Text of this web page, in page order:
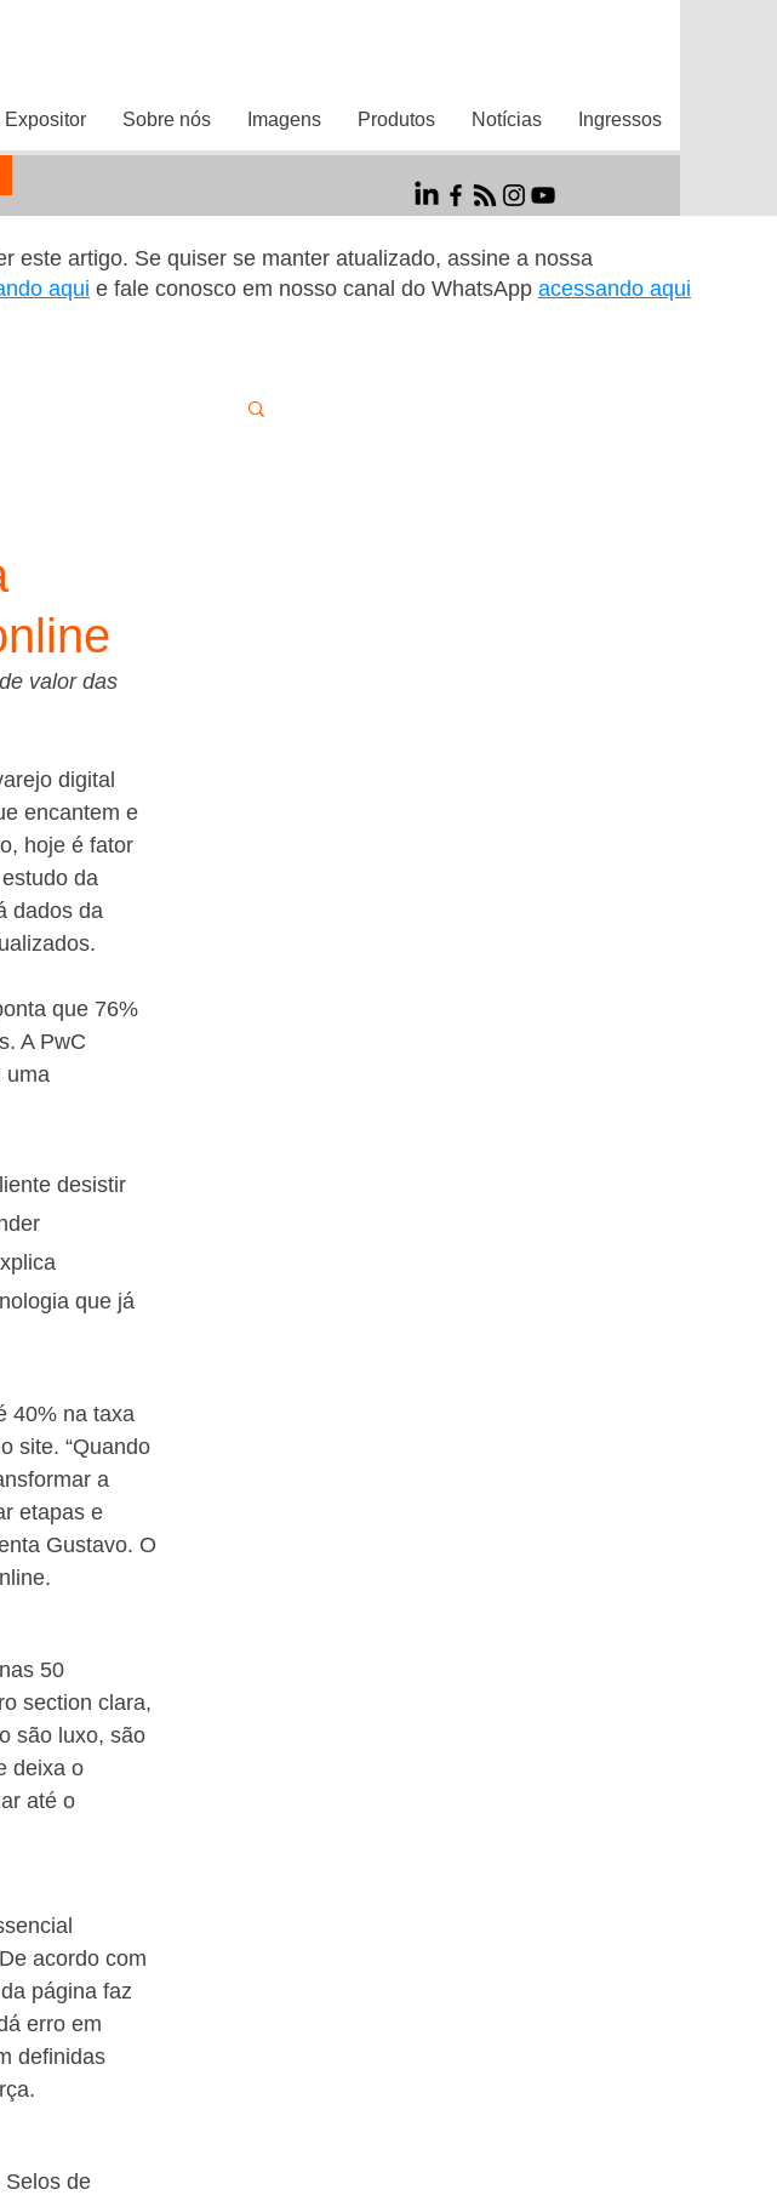
Expositor Sobre nós Imagens Produtos Notícias Ingressos
este artigo. Se quiser se manter atualizado, assine a nossa
aqui e fale conosco em nosso canal do WhatsApp acessando aqui
valor das
digital
encantem e
hoje é fator
da
dados da
que 76%
A PwC
uma
desistir
que já
40% na taxa
site. “Quando
a
etapas e
Gustavo. O
50
section clara,
são luxo, são
deixa o
até o
acordo com
página faz
erro em
definidas
Selos de